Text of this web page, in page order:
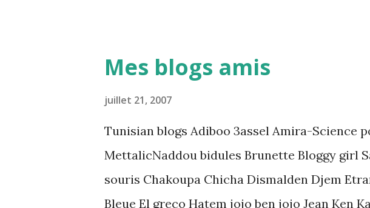
préventive: Analyse du cadre juridique
directrices Luanda"
Mes blogs amis
juillet 21, 2007
Tunisian blogs Adiboo 3assel Amira-Science
MettalicNaddou bidules Brunette Bloggy girl
souris Chakoupa Chicha Dismalden Djem
Bleue El greco Hatem jojo ben jojo Jean Ken